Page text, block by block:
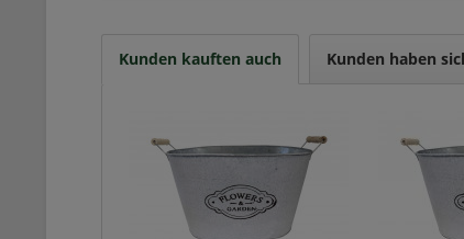
Kunden kauften auch Kunden haben